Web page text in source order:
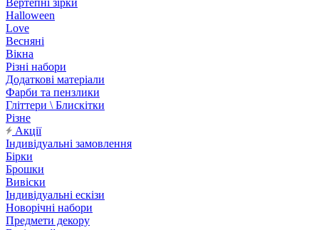
Вертепні зірки
Halloween
Love
Весняні
Вікна
Різні набори
Додаткові матеріали
Фарби та пензлики
Гліттери \ Блискітки
Різне
Акції
Індивідуальні замовлення
Бірки
Брошки
Вивіски
Індивідуальні ескізи
Новорічні набори
Предмети декору